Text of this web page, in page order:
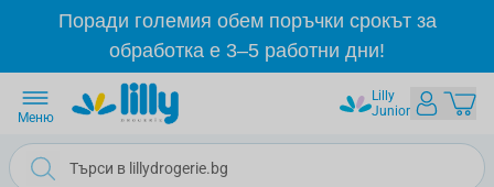
Прескачане към съдържанието
Поради големия обем поръчки срокът за
обработка е 3–5 работни дни!
Lilly
Junior
Меню